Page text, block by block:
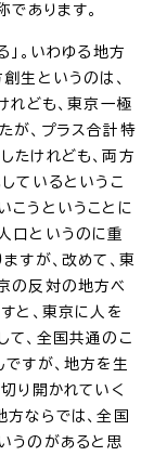
であります。
。いわゆる地方
生というのは、
ども、東京一極
が、プラス合計特
たけれども、両方
ているというこ
こうということに
口というのに重
すが、改めて、東
の反対の地方ベ
と、東京に人を
て、全国共通のこ
ですが、地方を生
り開かれていく
ならでは、全国
うのがあると思